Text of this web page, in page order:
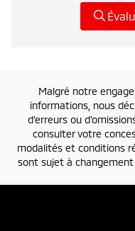
Malgré notre
informations, nous
d'erreurs ou
consulter votre
modalités et conditions
sont sujet à changement